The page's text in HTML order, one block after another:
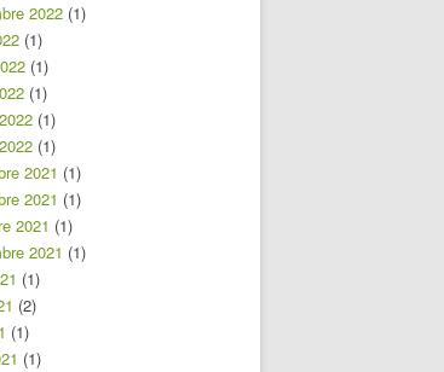
2022 (1)
(1)
(1)
(1)
(1)
(1)
2021 (1)
2021 (1)
2021 (1)
2021 (1)
(1)
(2)
(1)
(1)